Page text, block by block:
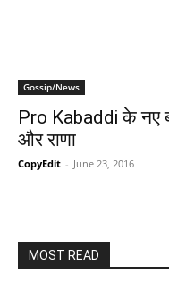
Gossip/News
Pro Kabaddi के नए
और राणा
CopyEdit - June 23, 2016
MOST READ